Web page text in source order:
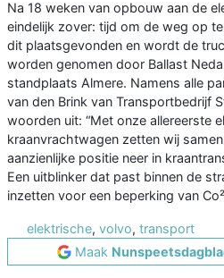
Na 18 weken van opbouw aan de
eindelijk zover: tijd om de weg op
dit plaatsgevonden en wordt de
worden genomen door Ballast
standplaats Almere. Namens alle
van den Brink van Transportbedrijf
woorden uit: “Met onze allereerste
kraanvrachtwagen zetten wij
aanzienlijke positie neer in
Een uitblinker dat past binnen de
inzetten voor een beperking van
elektrische, volvo, transport
Maak